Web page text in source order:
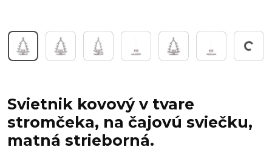
Working...
Svietnik kovový v tvare
stromčeka, na čajovú sviečku,
matná strieborná.